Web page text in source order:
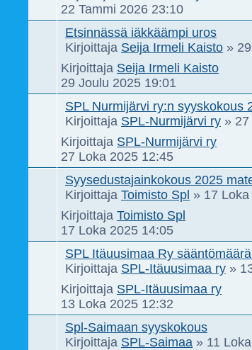
22 Tammi 2026 23:10
Etsinnässä iäkkäämpi uros
Kirjoittaja Seija Irmeli Kaisto »
Kirjoittaja Seija Irmeli Kaisto
29 Joulu 2025 19:01
SPL Nurmijärvi ry:n syyskokous
Kirjoittaja SPL-Nurmijärvi ry »
Kirjoittaja SPL-Nurmijärvi ry
27 Loka 2025 12:45
Syysedustajainkokous 2025
Kirjoittaja Toimisto Spl » 17
Kirjoittaja Toimisto Spl
17 Loka 2025 14:05
SPL Itäuusimaa Ry
Kirjoittaja SPL-Itäuusimaa ry »
Kirjoittaja SPL-Itäuusimaa ry
13 Loka 2025 12:32
Spl-Saimaan syyskokous
Kirjoittaja SPL-Saimaa » 11